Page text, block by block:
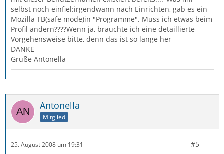
selbst noch einfiel:irgendwann nach Einrichten, gab es ein
Mozilla TB(safe mode)in "Programme". Muss ich etwas beim
Profil ändern????Wenn ja, bräuchte ich eine detaillierte
Vorgehensweise bitte, denn das ist so lange her
DANKE
Grüße Antonella
Antonella
Mitglied
25. August 2008 um 19:31 #5